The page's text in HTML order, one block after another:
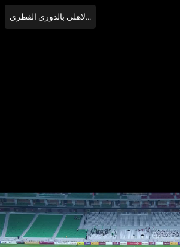
ملخص لمسات تريزيجيه في مباراة الريان والاهلي بالدوري القطري